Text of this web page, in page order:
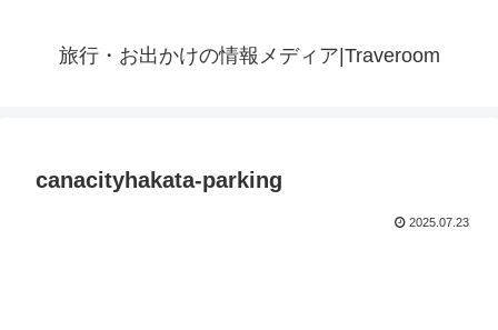
旅行・お出かけの情報メディア|Traveroom
canacityhakata-parking
2025.07.23